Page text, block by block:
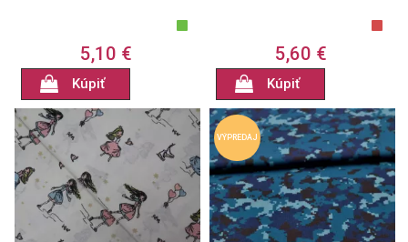
5,10 €
Kúpiť
5,60 €
Kúpiť
VÝPREDAJ